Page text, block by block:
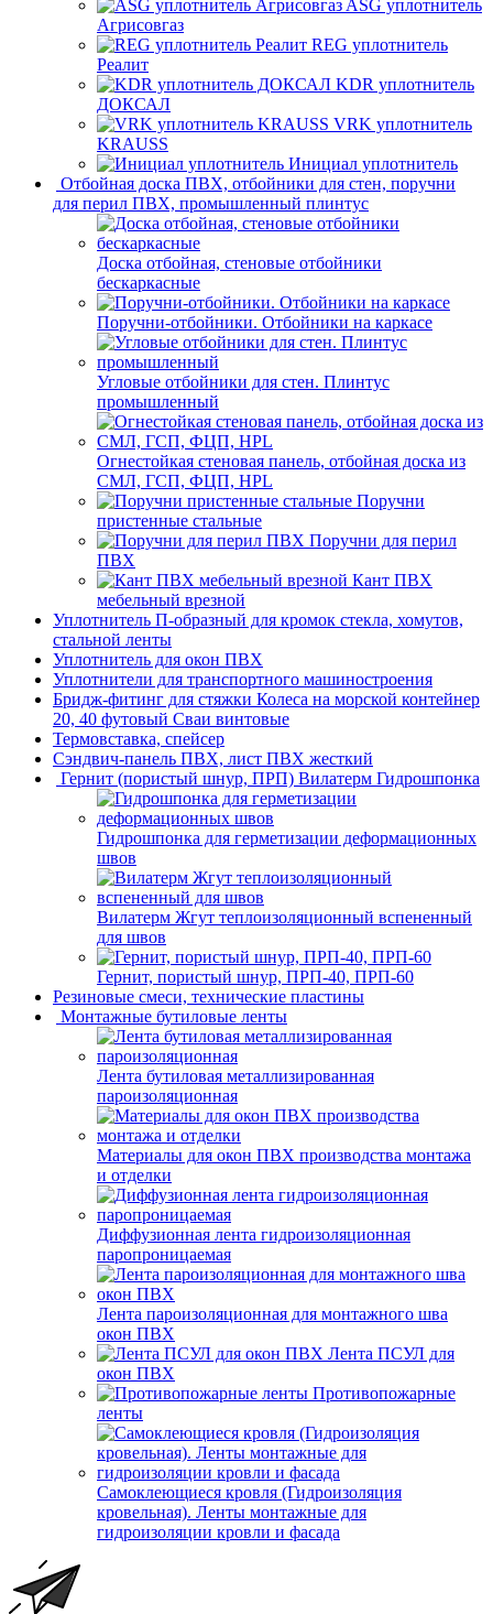
ASG уплотнитель
Агрисовгаз
REG уплотнитель
Реалит
KDR уплотнитель
ДОКСАЛ
VRK уплотнитель
KRAUSS
Инициал уплотнитель
Отбойная доска ПВХ, отбойники для стен, поручни
для перил ПВХ, промышленный плинтус
Доска отбойная, стеновые отбойники
бескаркасные
Поручни-отбойники. Отбойники на каркасе
Угловые отбойники для стен. Плинтус
промышленный
Огнестойкая стеновая панель, отбойная доска из
СМЛ, ГСП, ФЦП, HPL
Поручни
пристенные стальные
Поручни для перил
ПВХ
Кант ПВХ
мебельный врезной
Уплотнитель П-образный для кромок стекла, хомутов,
стальной ленты
Уплотнитель для окон ПВХ
Уплотнители для транспортного машиностроения
Бридж-фитинг для стяжки Колеса на морской контейнер
20, 40 футовый Сваи винтовые
Термовставка, спейсер
Сэндвич-панель ПВХ, лист ПВХ жесткий
Гернит (пористый шнур, ПРП) Вилатерм Гидрошпонка
Гидрошпонка для герметизации деформационных
швов
Вилатерм Жгут теплоизоляционный вспененный
для швов
Гернит, пористый шнур, ПРП-40, ПРП-60
Резиновые смеси, технические пластины
Монтажные бутиловые ленты
Лента бутиловая металлизированная
пароизоляционная
Материалы для окон ПВХ производства монтажа
и отделки
Диффузионная лента гидроизоляционная
паропроницаемая
Лента пароизоляционная для монтажного шва
окон ПВХ
Лента ПСУЛ для
окон ПВХ
Противопожарные
ленты
Самоклеющиеся кровля (Гидроизоляция
кровельная). Ленты монтажные для
гидроизоляции кровли и фасада